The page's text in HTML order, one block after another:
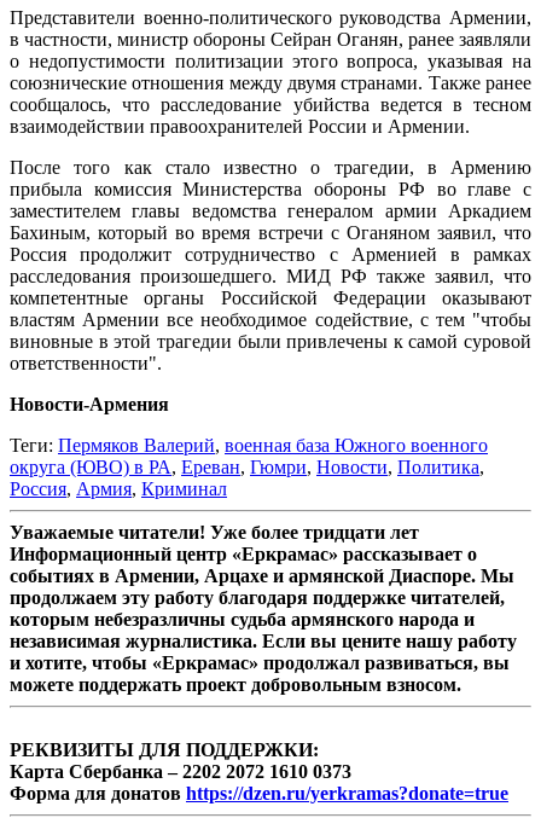
Представители военно-политического руководства Армении,
в частности, министр обороны Сейран Оганян, ранее заявляли
о недопустимости политизации этого вопроса, указывая на
союзнические отношения между двумя странами. Также ранее
сообщалось, что расследование убийства ведется в тесном
взаимодействии правоохранителей России и Армении.
После того как стало известно о трагедии, в Армению
прибыла комиссия Министерства обороны РФ во главе с
заместителем главы ведомства генералом армии Аркадием
Бахиным, который во время встречи с Оганяном заявил, что
Россия продолжит сотрудничество с Арменией в рамках
расследования произошедшего. МИД РФ также заявил, что
компетентные органы Российской Федерации оказывают
властям Армении все необходимое содействие, с тем "чтобы
виновные в этой трагедии были привлечены к самой суровой
ответственности".
Новости-Армения
Теги: Пермяков Валерий, военная база Южного военного
округа (ЮВО) в РА, Ереван, Гюмри, Новости, Политика,
Россия, Армия, Криминал
Уважаемые читатели! Уже более тридцати лет
Информационный центр «Еркрамас» рассказывает о
событиях в Армении, Арцахе и армянской Диаспоре. Мы
продолжаем эту работу благодаря поддержке читателей,
которым небезразличны судьба армянского народа и
независимая журналистика. Если вы цените нашу работу
и хотите, чтобы «Еркрамас» продолжал развиваться, вы
можете поддержать проект добровольным взносом.
РЕКВИЗИТЫ ДЛЯ ПОДДЕРЖКИ:
Карта Сбербанка – 2202 2072 1610 0373
Форма для донатов https://dzen.ru/yerkramas?donate=true